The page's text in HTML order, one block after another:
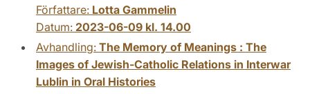
Författare: Lotta Gammelin
Datum: 2023-06-09 kl. 14.00
Avhandling: The Memory of Meanings : The
Images of Jewish-Catholic Relations in Interwar
Lublin in Oral Histories